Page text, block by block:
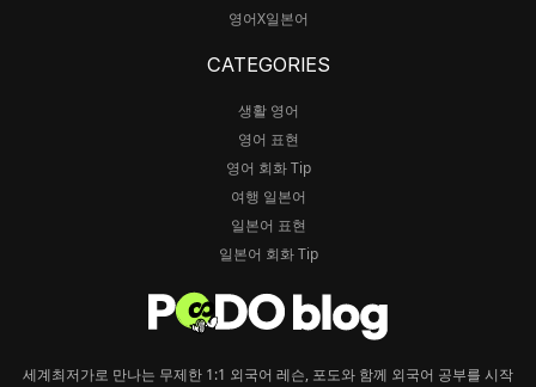
영어X일본어
CATEGORIES
생활 영어
영어 표현
영어 회화 Tip
여행 일본어
일본어 표현
일본어 회화 Tip
세계최저가로 만나는 무제한 1:1 외국어 레슨, 포도와 함께 외국어 공부를 시작